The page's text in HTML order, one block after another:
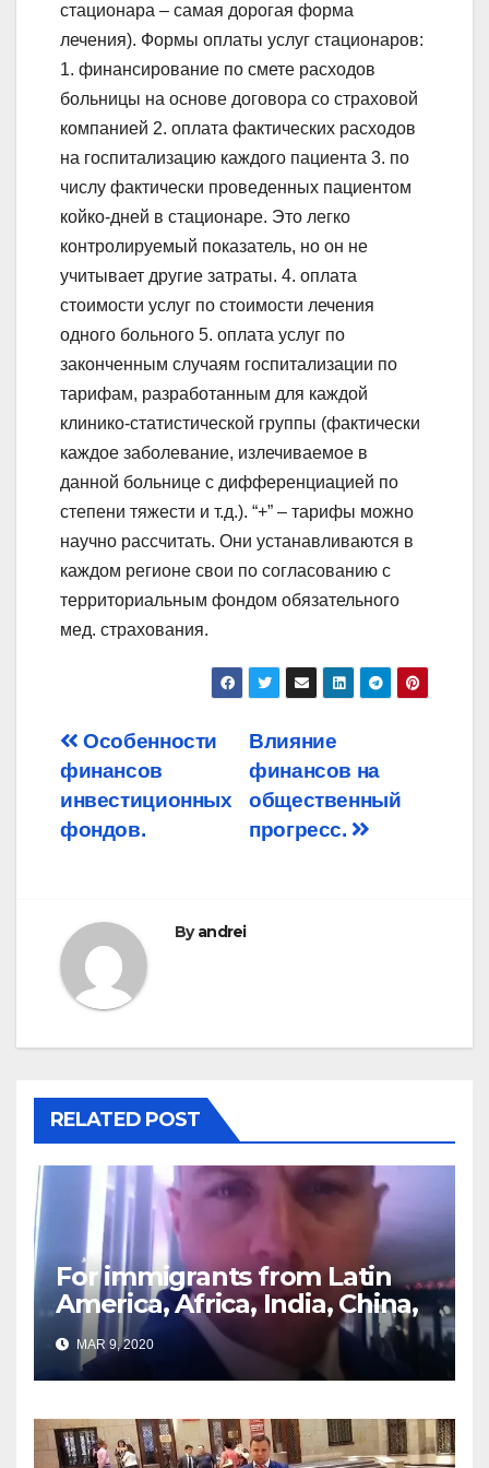
стационара – самая дорогая форма
лечения). Формы оплаты услуг стационаров:
1. финансирование по смете расходов
больницы на основе договора со страховой
компанией 2. оплата фактических расходов
на госпитализацию каждого пациента 3. по
числу фактически проведенных пациентом
койко-дней в стационаре. Это легко
контролируемый показатель, но он не
учитывает другие затраты. 4. оплата
стоимости услуг по стоимости лечения
одного больного 5. оплата услуг по
законченным случаям госпитализации по
тарифам, разработанным для каждой
клинико-статистической группы (фактически
каждое заболевание, излечиваемое в
данной больнице с дифференциацией по
степени тяжести и т.д.). “+” – тарифы можно
научно рассчитать. Они устанавливаются в
каждом регионе свои по согласованию с
территориальным фондом обязательного
мед. страхования.
Post
navigation
Влияние
финансов на
общественный
прогресс.
Особенности
финансов
инвестиционных
фондов.
Byandrei
RELATED POST
For immigrants from Latin
America, Africa, India, China,
etc. you must read this
article
MAR 9, 2020